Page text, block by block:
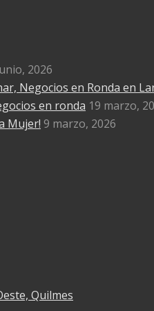
2026
Negocios en Ronda en
en ronda 19 marzo,
Mujer! 9 marzo, 2026
Quilmes